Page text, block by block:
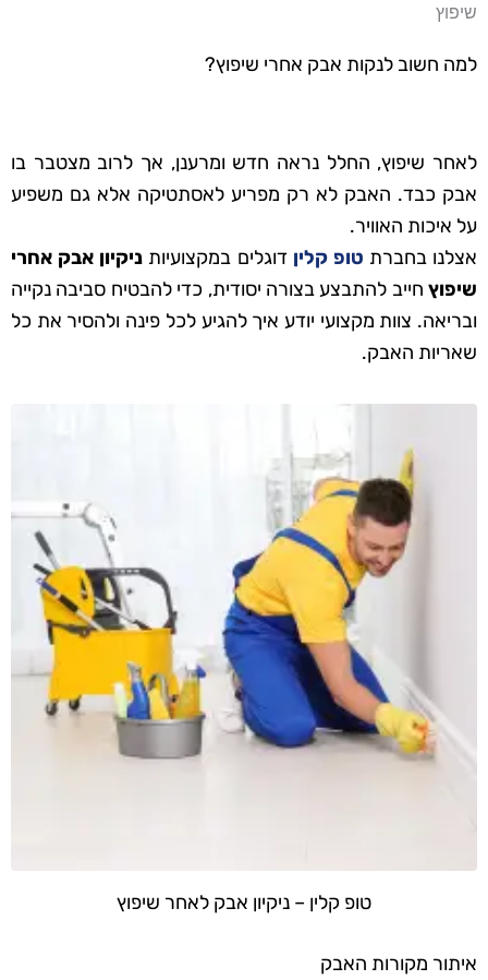
שיפוץ
למה חשוב לנקות אבק אחרי שיפוץ?
לאחר שיפוץ, החלל נראה חדש ומרענן, אך לרוב מצטבר בו
אבק כבד. האבק לא רק מפריע לאסתטיקה אלא גם משפיע
על איכות האוויר.
אצלנו בחברת טופ קליןדוגלים במקצועיות ניקיון אבק אחרי
שיפוץ חייב להתבצע בצורה יסודית, כדי להבטיח סביבה נקייה
ובריאה. צוות מקצועי יודע איך להגיע לכל פינה ולהסיר את כל
שאריות האבק.
טופ קלין – ניקיון אבק לאחר שיפוץ
איתור מקורות האבק